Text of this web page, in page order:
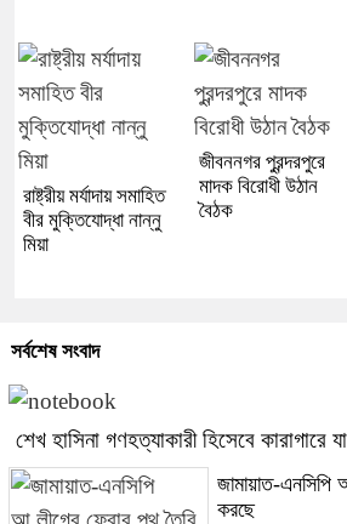
রাষ্ট্রীয় মর্যাদায় সমাহিত
বীর মুক্তিযোদ্ধা নান্নু
মিয়া
জীবননগর পুরন্দরপুরে
মাদক বিরোধী উঠান
বৈঠক
সর্বশেষ সংবাদ
শেখ হাসিনা গণহত্যাকারী হিসেবে কারাগারে
জামায়াত-এনসিপি
করছে